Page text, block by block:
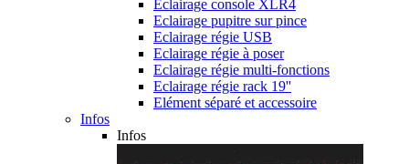
Eclairage console XLR4
Eclairage pupitre sur pince
Eclairage régie USB
Eclairage régie à poser
Eclairage régie multi-fonctions
Eclairage régie rack 19''
Elément séparé et accessoire
Infos
Infos